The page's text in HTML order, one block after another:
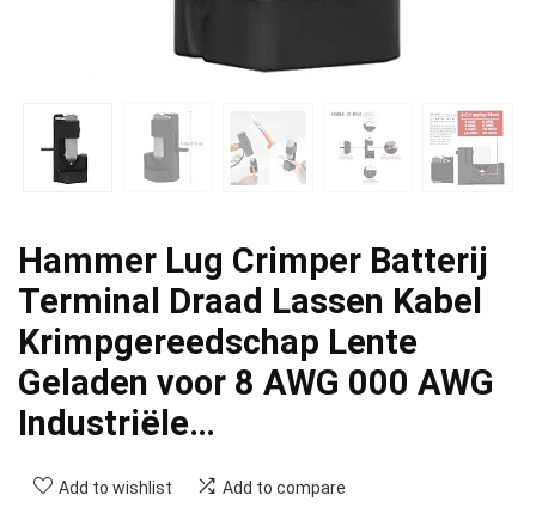
Hammer Lug Crimper Batterij
Terminal Draad Lassen Kabel
Krimpgereedschap Lente
Geladen voor 8 AWG 000 AWG
Industriële…
Add to wishlist Add to compare